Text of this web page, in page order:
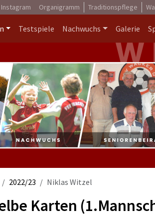
Instagram Organigramm Traditionspflege
Testspiele Nachwuchs Galerie
2022/23 Niklas Witzel
Karten